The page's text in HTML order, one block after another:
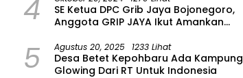
4
SE Ketua DPC Grib Jaya Bojonegoro,
Anggota GRIP JAYA Ikut Amankan
Wilayah Bojonegoro
5 Agustus 20, 2025 1233 Lihat
Desa Betet Kepohbaru Ada Kampung
Glowing Dari RT Untuk Indonesia